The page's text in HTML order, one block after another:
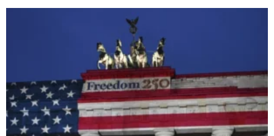
kamplarında umut buluyor